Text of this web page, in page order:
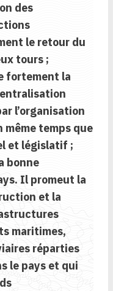
des
le retour du
tours ;
fortement la
l’organisation
même temps que
et législatif ;
bonne
Il promeut la
et la
maritimes,
réparties
le pays et qui